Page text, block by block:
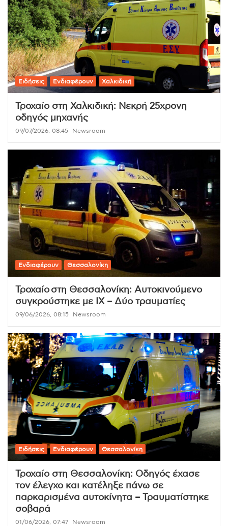
Ειδήσεις Ενδιαφέρουν Χαλκιδική
Τροχαίο στη Χαλκιδική: Νεκρή 25χρονη
οδηγός μηχανής
09/07/2026, 08:45 Newsroom
Ενδιαφέρουν Θεσσαλονίκη
Τροχαίο στη Θεσσαλονίκη: Αυτοκινούμενο
συγκρούστηκε με ΙΧ – Δύο τραυματίες
09/06/2026, 08:15 Newsroom
Ειδήσεις Ενδιαφέρουν Θεσσαλονίκη
Τροχαίο στη Θεσσαλονίκη: Οδηγός έχασε
τον έλεγχο και κατέληξε πάνω σε
παρκαρισμένα αυτοκίνητα – Τραυματίστηκε
σοβαρά
01/06/2026, 07:47 Newsroom